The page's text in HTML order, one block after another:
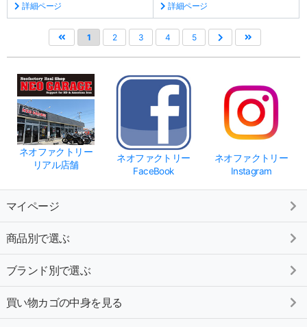
詳細ページ
詳細ページ
1 2 3 4 5
ネオファクトリー
リアル店舗
ネオファクトリー
FaceBook
ネオファクトリー
Instagram
マイページ
商品別で選ぶ
ブランド別で選ぶ
買い物カゴの中身を見る